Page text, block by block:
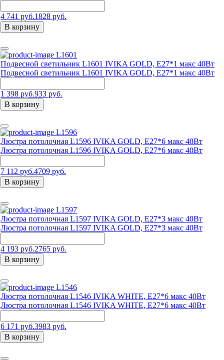
4 741 руб.1828 руб.
В корзину
L1601
Подвесной светильник L1601 IVIKA GOLD, E27*1 макс 40Вт
Подвесной светильник L1601 IVIKA GOLD, E27*1 макс 40Вт
1 398 руб.933 руб.
В корзину
L1596
Люстра потолочная L1596 IVIKA GOLD, E27*6 макс 40Вт
Люстра потолочная L1596 IVIKA GOLD, E27*6 макс 40Вт
7 112 руб.4709 руб.
В корзину
L1597
Люстра потолочная L1597 IVIKA GOLD, E27*3 макс 40Вт
Люстра потолочная L1597 IVIKA GOLD, E27*3 макс 40Вт
4 193 руб.2765 руб.
В корзину
L1546
Люстра потолочная L1546 IVIKA WHITE, E27*6 макс 40Вт
Люстра потолочная L1546 IVIKA WHITE, E27*6 макс 40Вт
6 171 руб.3983 руб.
В корзину